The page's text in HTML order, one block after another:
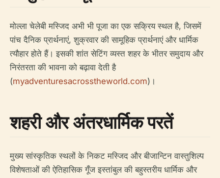
मोल्ला चेलेबी मस्जिद अभी भी पूजा का एक सक्रिय स्थल है, जिसमें
पांच दैनिक प्रार्थनाएं, शुक्रवार की सामूहिक प्रार्थनाएं और धार्मिक
त्यौहार होते हैं। इसकी शांत सेटिंग व्यस्त शहर के भीतर समुदाय और
निरंतरता की भावना को बढ़ावा देती है
(myadventuresacrosstheworld.com)।
शहरी और अंतरधार्मिक परतें
मुख्य सांस्कृतिक स्थलों के निकट मस्जिद और बीजान्टिन वास्तुशिल्प
विशेषताओं की ऐतिहासिक गूँज इस्तांबुल की बहुस्तरीय धार्मिक और